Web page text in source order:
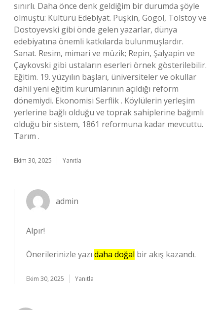
sınırlı. Daha önce denk geldiğim bir durumda şöyle
olmuştu: Kültürü Edebiyat. Puşkin, Gogol, Tolstoy ve
Dostoyevski gibi önde gelen yazarlar, dünya
edebiyatına önemli katkılarda bulunmuşlardır.
Sanat. Resim, mimari ve müzik; Repin, Şalyapin ve
Çaykovski gibi ustaların eserleri örnek gösterilebilir.
Eğitim. 19. yüzyılın başları, üniversiteler ve okullar
dahil yeni eğitim kurumlarının açıldığı reform
dönemiydi. Ekonomisi Serflik . Köylülerin yerleşim
yerlerine bağlı olduğu ve toprak sahiplerine bağımlı
olduğu bir sistem, 1861 reformuna kadar mevcuttu.
Tarım .
Ekim 30, 2025 Yanıtla
admin
Alpır!
Önerilerinizle yazı daha doğal bir akış kazandı.
Ekim 30, 2025 Yanıtla